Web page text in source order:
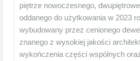
piętrze nowoczesnego,
oddanego do użytkowania w 2023
wybudowany przez cenionego
znanego z wysokiej jakości
wykończenia części wspólnych